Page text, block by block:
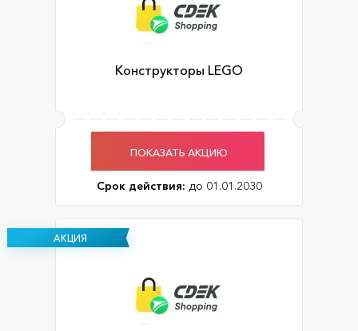
Конструкторы LEGO
ПОКАЗАТЬ АКЦИЮ
Срок действия: до 01.01.2030
АКЦИЯ